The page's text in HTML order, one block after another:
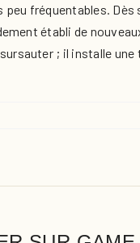
fréquentables. Dès
établi de
; il installe